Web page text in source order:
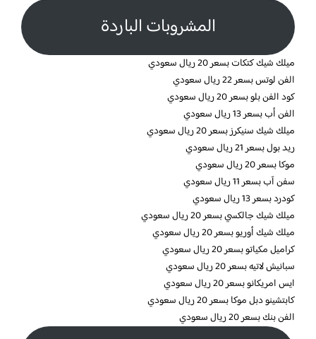
المشروبات الباردة
ميلك شيك كتكات بسعر 20 ريال سعودي
الفن لوتس بسعر 22 ريال سعودي
كود الفن بلو بسعر 20 ريال سعودي
الفن أب بسعر 13 ريال سعودي
ميلك شيك سنيكرز بسعر 20 ريال سعودي
ريد بول بسعر 21 ريال سعودي
موكا بسعر 20 ريال سعودي
سفن آب بسعر 11 ريال سعودي
كودرد بسعر 13 ريال سعودي
ميلك شيك جالكسي بسعر 20 ريال سعودي
ميلك شيك أوريو بسعر 20 ريال سعودي
كراميل مكياتو بسعر 20 ريال سعودي
سبانيش لاتيه بسعر 20 ريال سعودي
ايس امريكانو بسعر 20 ريال سعودي
كابتشينو دبل موكا بسعر 20 ريال سعودي
الفن بنك بسعر 20 ريال سعودي